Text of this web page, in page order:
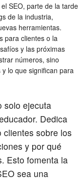
SEO, parte de la tarde
de la industria,
herramientas.
para clientes o la
y las próximas
números, sino
lo que significan para
solo ejecuta
Dedica
sobre los
y por qué
Esto fomenta la
sea una